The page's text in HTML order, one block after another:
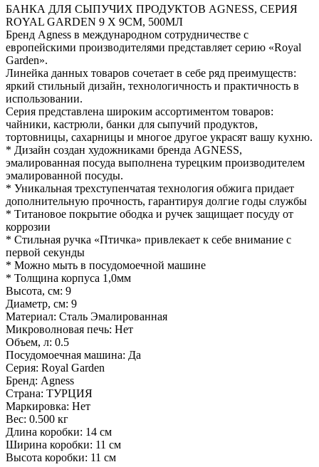
БАНКА ДЛЯ СЫПУЧИХ ПРОДУКТОВ AGNESS, СЕРИЯ
ROYAL GARDEN 9 Х 9СМ, 500МЛ
Бренд Agness в международном сотрудничестве с
европейскими производителями представляет серию «Royal
Garden».
Линейка данных товаров сочетает в себе ряд преимуществ:
яркий стильный дизайн, технологичность и практичность в
использовании.
Серия представлена широким ассортиментом товаров:
чайники, кастрюли, банки для сыпучий продуктов,
тортовницы, сахарницы и многое другое украсят вашу кухню.
* Дизайн создан художниками бренда AGNESS,
эмалированная посуда выполнена турецким производителем
эмалированной посуды.
* Уникальная трехступенчатая технология обжига придает
дополнительную прочность, гарантируя долгие годы службы
* Титановое покрытие ободка и ручек защищает посуду от
коррозии
* Стильная ручка «Птичка» привлекает к себе внимание с
первой секунды
* Можно мыть в посудомоечной машине
* Толщина корпуса 1,0мм
Высота, см: 9
Диаметр, см: 9
Материал: Сталь Эмалированная
Микроволновая печь: Нет
Объем, л: 0.5
Посудомоечная машина: Да
Серия: Royal Garden
Бренд: Agness
Страна: ТУРЦИЯ
Маркировка: Нет
Вес: 0.500 кг
Длина коробки: 14 см
Ширина коробки: 11 см
Высота коробки: 11 см